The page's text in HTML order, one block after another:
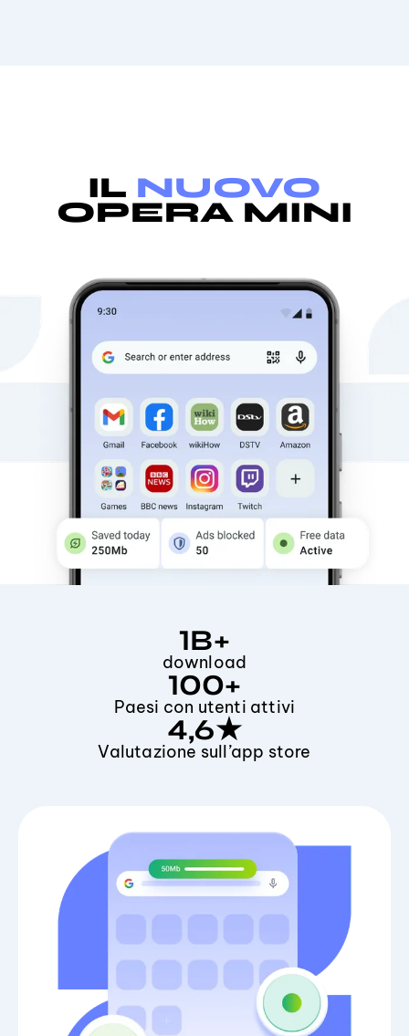
IL NUOVO
OPERA MINI
1B+
download
100+
Paesi con utenti attivi
4,6★
Valutazione sull’app store